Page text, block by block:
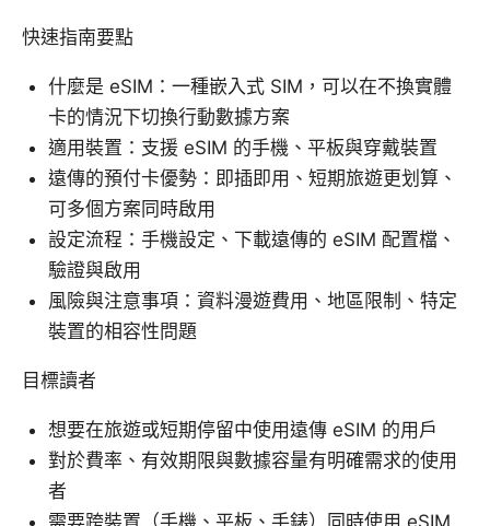
快速指南要點
什麼是 eSIM：一種嵌入式 SIM，可以在不換實體
卡的情況下切換行動數據方案
適用裝置：支援 eSIM 的手機、平板與穿戴裝置
遠傳的預付卡優勢：即插即用、短期旅遊更划算、
可多個方案同時啟用
設定流程：手機設定、下載遠傳的 eSIM 配置檔、
驗證與啟用
風險與注意事項：資料漫遊費用、地區限制、特定
裝置的相容性問題
目標讀者
想要在旅遊或短期停留中使用遠傳 eSIM 的用戶
對於費率、有效期限與數據容量有明確需求的使用
者
需要跨裝置（手機、平板、手錶）同時使用 eSIM